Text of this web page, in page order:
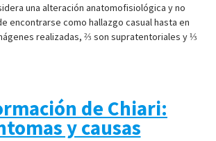
una alteración anatomofisiológica y no
encontrarse como hallazgo casual hasta en
realizadas, ⅔ son supratentoriales y ⅓
de Chiari:
y causas